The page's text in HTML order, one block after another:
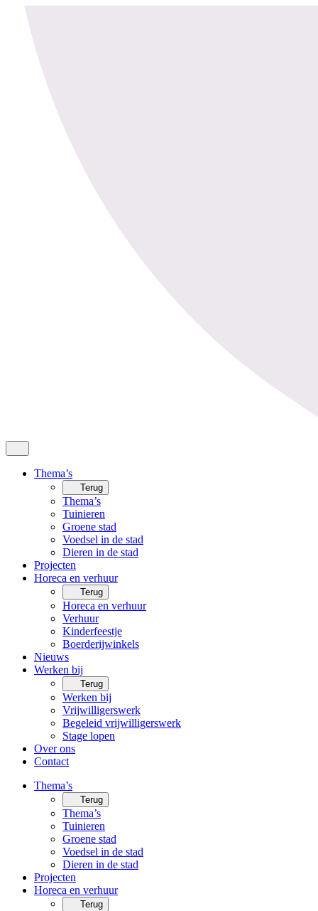
Thema’s
Terug
Thema’s
Tuinieren
Groene stad
Voedsel in de stad
Dieren in de stad
Projecten
Horeca en verhuur
Terug
Horeca en verhuur
Verhuur
Kinderfeestje
Boerderijwinkels
Nieuws
Werken bij
Terug
Werken bij
Vrijwilligerswerk
Begeleid vrijwilligerswerk
Stage lopen
Over ons
Contact
Thema’s
Terug
Thema’s
Tuinieren
Groene stad
Voedsel in de stad
Dieren in de stad
Projecten
Horeca en verhuur
Terug